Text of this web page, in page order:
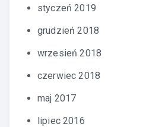
styczeń 2019
grudzień 2018
wrzesień 2018
czerwiec 2018
maj 2017
lipiec 2016